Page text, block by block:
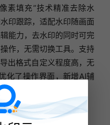
素填充”技术精准去除水
印跟踪，适配水印随画面
能力，去水印的同时可完
作，无需切换工具。支持
出格式自定义程度高，无
化了操作界面，新增AI辅
作门槛。
频素材并拖入时间轴；